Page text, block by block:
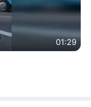
01:29